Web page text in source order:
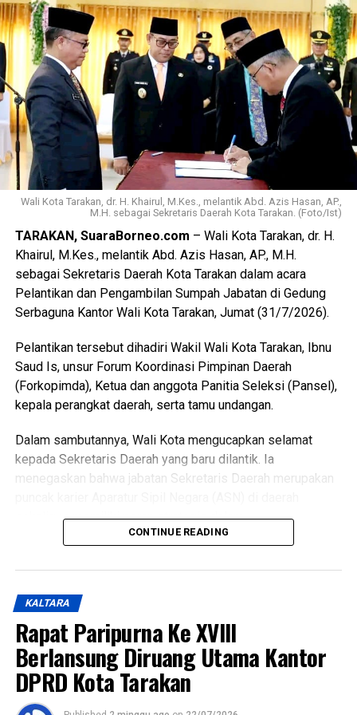
Pemerintah Kota berharap dapat segera memfokuskan
pelaksanaan program-program pembangunan demi
meningkatkan pelayanan dan kesejahteraan masyarakat.
(Adc/Mandu)
Views: 23
Bagikan ke
WhatsApp 0 Facebook 0
Messenger 0 Twitter/X 0
Wali Kota Tarakan, dr. H. Khairul, M.Kes., melantik Abd. Azis Hasan, AP.,
M.H. sebagai Sekretaris Daerah Kota Tarakan. (Foto/Ist)
TARAKAN, SuaraBorneo.com – Wali Kota Tarakan, dr. H.
Khairul, M.Kes., melantik Abd. Azis Hasan, AP., M.H.
sebagai Sekretaris Daerah Kota Tarakan dalam acara
Pelantikan dan Pengambilan Sumpah Jabatan di Gedung
Serbaguna Kantor Wali Kota Tarakan, Jumat (31/7/2026).
Pelantikan tersebut dihadiri Wakil Wali Kota Tarakan, Ibnu
Saud Is, unsur Forum Koordinasi Pimpinan Daerah
(Forkopimda), Ketua dan anggota Panitia Seleksi (Pansel),
kepala perangkat daerah, serta tamu undangan.
Dalam sambutannya, Wali Kota mengucapkan selamat
kepada Sekretaris Daerah yang baru dilantik. Ia
menegaskan bahwa jabatan Sekretaris Daerah merupakan
sekaligus memiliki peran strategis dalam
mengoordinasikan jalannya pemerintahan.
Dijelaskan Wali Kota, pengangkatan Sekretaris Daerah
ketentuan. Ia juga menyampaikan apresiasi kepada Panitia
Seleksi atas profesionalisme dalam menyelenggarakan
seluruh tahapan seleksi.
Wali Kota berharap Sekretaris Daerah dapat mempercepat
pencapaian target RPJMD Kota Tarakan Tahun 2025–2029,
CONTINUE READING
KALTARA
Rapat Paripurna Ke XVIII
Berlansung Diruang Utama Kantor
DPRD Kota Tarakan